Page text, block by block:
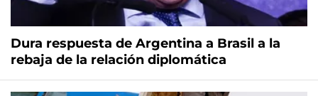
Dura respuesta de Argentina a Brasil a la
rebaja de la relación diplomática